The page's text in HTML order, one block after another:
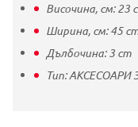
Височина, см:23
Ширина, см:45
Дълбочина:3 cm
Тип:АКСЕСОАРИ